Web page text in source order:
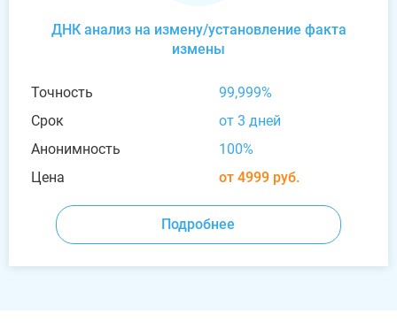
ДНК анализ на измену/установление факта
измены
Точность
99,999%
Срок
от 3 дней
Анонимность
100%
Цена
от 4999 руб.
Подробнее